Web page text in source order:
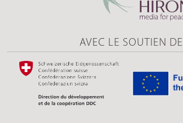
AVEC LE SOUTIEN DE